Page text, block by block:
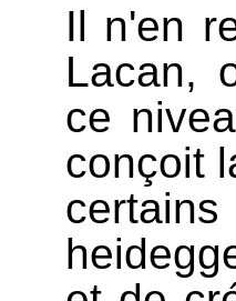
Il n'en
Lacan,
ce
conçoit